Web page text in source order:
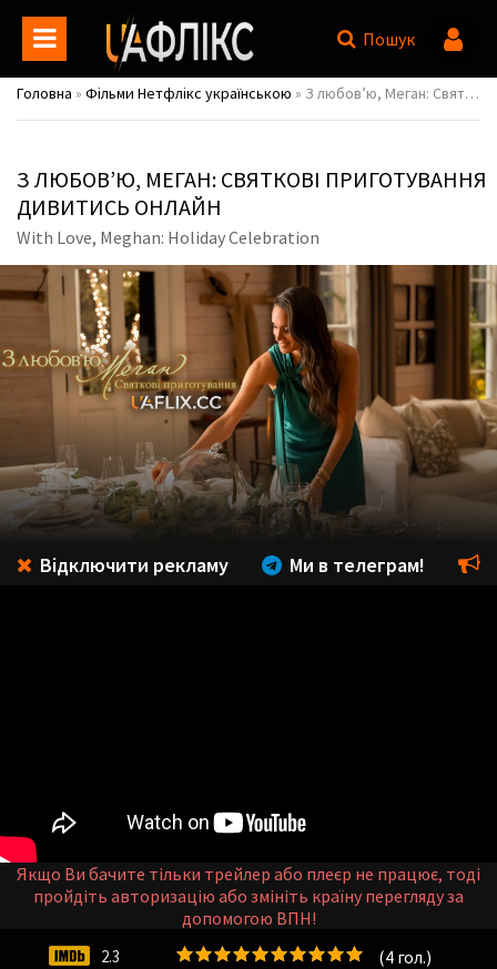
Пошук
Головна » Фільми Нетфлікс українською » З любовʼю, Меган: Святкові приготування / With Love, Meghan: Holiday Celebration
З ЛЮБОВʼЮ, МЕГАН: СВЯТКОВІ ПРИГОТУВАННЯ
ДИВИТИСЬ ОНЛАЙН
With Love, Meghan: Holiday Celebration
(4гол.)
2.3
Відключити рекламу Ми в телеграм!
Якщо Ви бачите тільки трейлер або плеєр не працює, тоді
пройдіть авторизацію або змініть країну перегляду за
допомогою ВПН!